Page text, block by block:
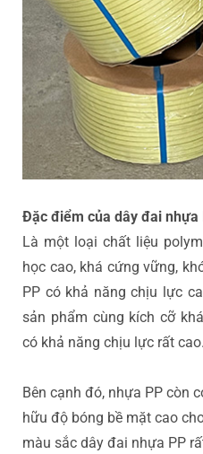
Đặc điểm của dây đai nhựa
Là một loại chất liệu
học cao, khá cứng vững,
PP có khả năng chịu lực
sản phẩm cùng kích cỡ
có khả năng chịu lực rất cao.
Bên cạnh đó, nhựa PP còn
hữu độ bóng bề mặt cao
màu sắc dây đai nhựa PP